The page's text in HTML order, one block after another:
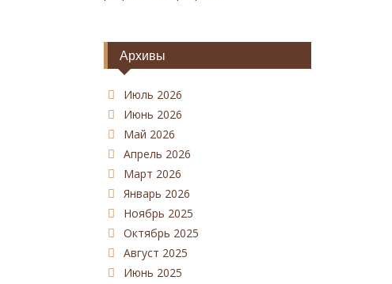
Архивы
Июль 2026
Июнь 2026
Май 2026
Апрель 2026
Март 2026
Январь 2026
Ноябрь 2025
Октябрь 2025
Август 2025
Июнь 2025